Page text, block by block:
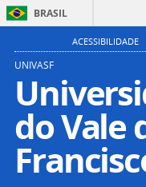
BRASIL
ACESSIBILIDADE
UNIVASF
do Vale